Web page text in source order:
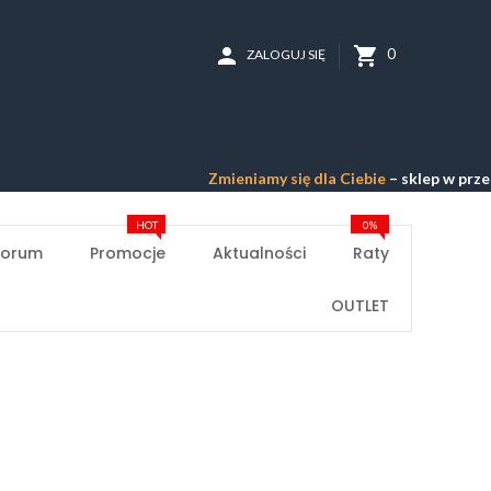
shopping_cart 0
person ZALOGUJ SIĘ
Zmieniamy się dla Ciebie– sklep w
Promocje
HOT
Aktualności Raty
0%
OUTLET